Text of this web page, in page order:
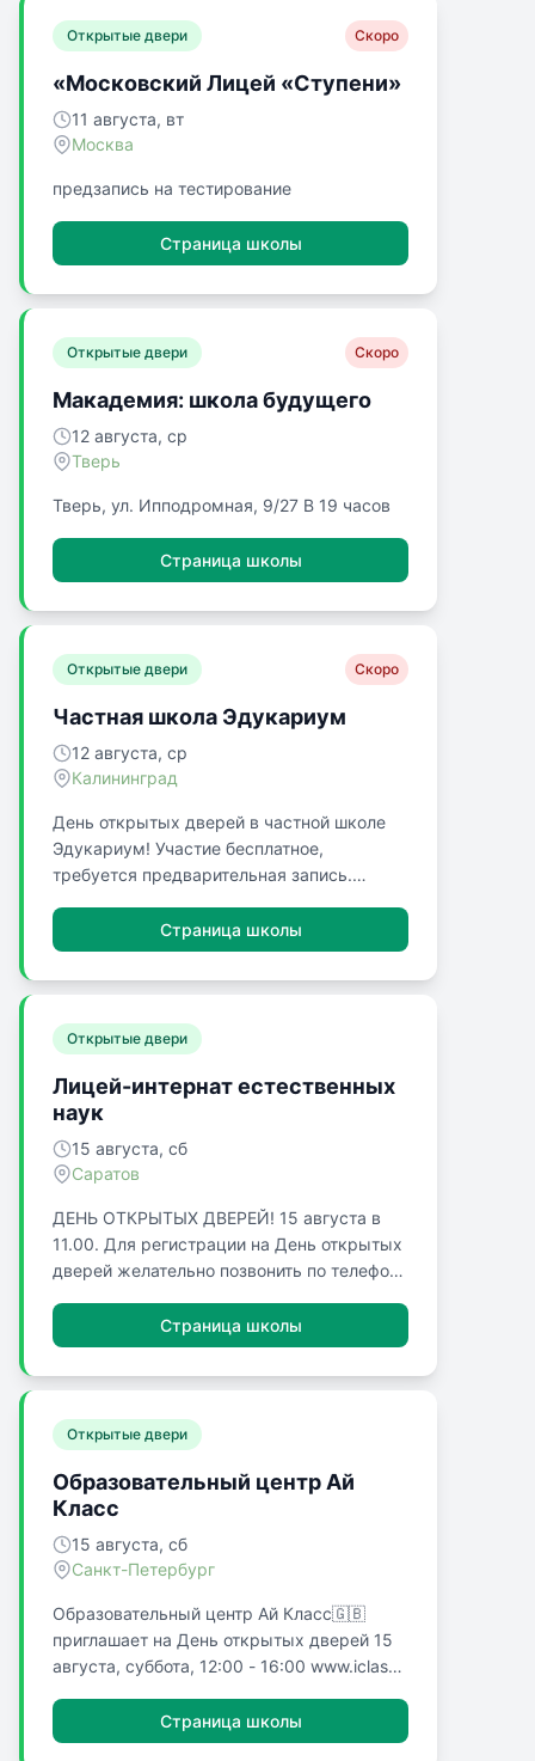
Открытые двери Скоро
«Московский Лицей «Ступени»
11 августа, вт
Москва
предзапись на тестирование
Страница школы
Открытые двери Скоро
Макадемия: школа будущего
12 августа, ср
Тверь
Тверь, ул. Ипподромная, 9/27 В 19 часов
Страница школы
Открытые двери Скоро
Частная школа Эдукариум
12 августа, ср
Калининград
День открытых дверей в частной школе
Эдукариум! Участие бесплатное,
требуется предварительная запись.
12 августа, 18:30-20:00. Калининград, ул.
Кирова, 1.
Страница школы
Открытые двери
Лицей-интернат естественных
наук
15 августа, сб
Саратов
ДЕНЬ ОТКРЫТЫХ ДВЕРЕЙ! 15 августа в
11.00. Для регистрации на День открытых
дверей желательно позвонить по телефону
зарегистрироваться в электронной форме
ниже на этой странице.
Страница школы
Открытые двери
Образовательный центр Ай
Класс
15 августа, сб
Санкт-Петербург
Образовательный центр Ай Класс🇬🇧
приглашает на День открытых дверей 15
августа, суббота, 12:00 - 16:00 www.iclass-
образовательное пространство для детей
и взрослых, мотивированных к развитию
Страница школы